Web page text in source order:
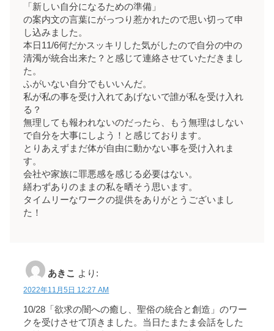
「新しい自分になるための準備」
の案内文の言葉にがっつり惹かれたので思い切って申
し込みました。
本日11/6何だかスッキリした気がしたので自分の中の
清濁が統合出来た？と感じて連絡させていただきまし
た。
ふがいない自分でもいいんだ。
私が私の事を受け入れてあげないで誰が私を受け入れ
る？
無理しても報われないのだったら、もう無理はしない
で自分を大事にしよう！と感じております。
とりあえずまだ体が自由に動かない事を受け入れま
す。
会社や家族に罪悪感を感じる必要はない。
繕わずありのままの私を晒そう思います。
タイムリーなワークの提供をありがとうございまし
た！
あきこ より:
2022年11月5日 12:27 AM
10/28「欲求の闇への癒し、聖俗の統合と創造」のワー
クを受けさせて頂きました。当日たまたま会話をした